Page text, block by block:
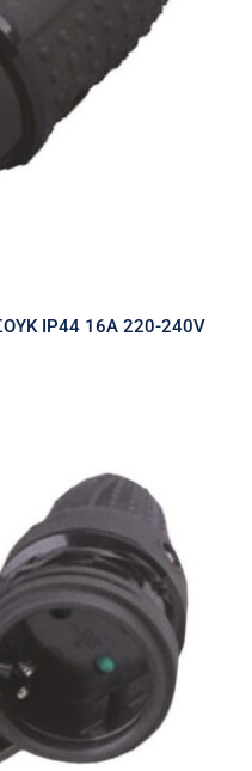
ΚΑΟΥΤΣΟΥΚ
240V
IP44 16Α 220-240V
ΚΑΟΥΤΣΟΥΚ
ΜΕ ΠΡΟΣΤΑΣΙΑ